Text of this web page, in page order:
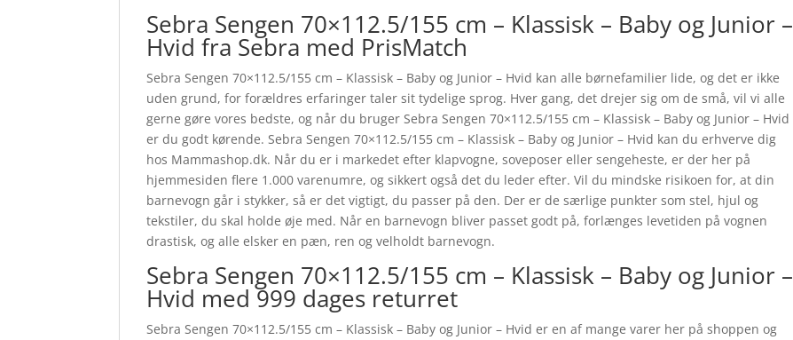
Sebra Sengen 70×112.5/155 cm – Klassisk – Baby og Junior –
Hvid fra Sebra med PrisMatch
Sebra Sengen 70×112.5/155 cm – Klassisk – Baby og Junior – Hvid kan alle børnefamilier lide, og det er ikke
uden grund, for forældres erfaringer taler sit tydelige sprog. Hver gang, det drejer sig om de små, vil vi alle
gerne gøre vores bedste, og når du bruger Sebra Sengen 70×112.5/155 cm – Klassisk – Baby og Junior – Hvid
er du godt kørende. Sebra Sengen 70×112.5/155 cm – Klassisk – Baby og Junior – Hvid kan du erhverve dig
hos Mammashop.dk. Når du er i markedet efter klapvogne, soveposer eller sengeheste, er der her på
hjemmesiden flere 1.000 varenumre, og sikkert også det du leder efter. Vil du mindske risikoen for, at din
barnevogn går i stykker, så er det vigtigt, du passer på den. Der er de særlige punkter som stel, hjul og
tekstiler, du skal holde øje med. Når en barnevogn bliver passet godt på, forlænges levetiden på vognen
drastisk, og alle elsker en pæn, ren og velholdt barnevogn.
Sebra Sengen 70×112.5/155 cm – Klassisk – Baby og Junior –
Hvid med 999 dages returret
Sebra Sengen 70×112.5/155 cm – Klassisk – Baby og Junior – Hvid er en af mange varer her på shoppen og